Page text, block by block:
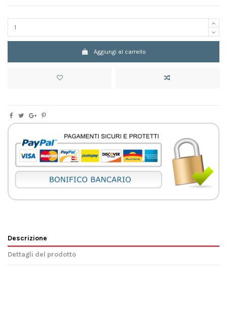
Aggiungi al carrello
Descrizione
Dettagli del prodotto